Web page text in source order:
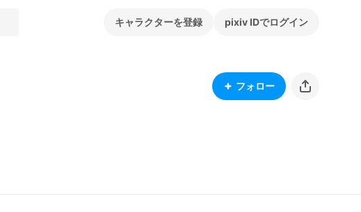
キャラクターを登録 pixiv IDでログイン
フォロー